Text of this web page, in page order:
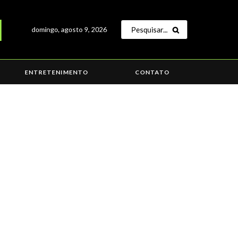
domingo, agosto 9, 2026
ENTRETENIMENTO CONTATO